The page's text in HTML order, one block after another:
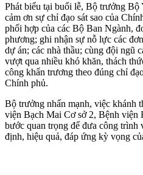
Phát biểu tại buổi lễ, Bộ trưởng
cảm ơn sự chỉ đạo sát sao của
phối hợp của các Bộ Ban Ngành,
phương; ghi nhận sự nỗ lực các
dự án; các nhà thầu; cùng đội ngũ
vượt qua nhiều khó khăn, thách
công khẩn trương theo đúng chỉ
Chính phủ.
Bộ trưởng nhấn mạnh, việc khánh
viện Bạch Mai Cơ sở 2, Bệnh
bước quan trọng để đưa công trình
định, hiệu quả, đáp ứng kỳ vọng